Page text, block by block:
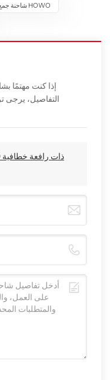
شاحنة جمع القمامة ذات التحميل الخطافي شديدة التحمل من نوع HOWO
إذا كنت مهتمًا